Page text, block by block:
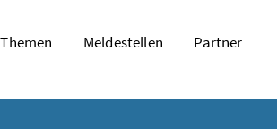
Themen Meldestellen Partner